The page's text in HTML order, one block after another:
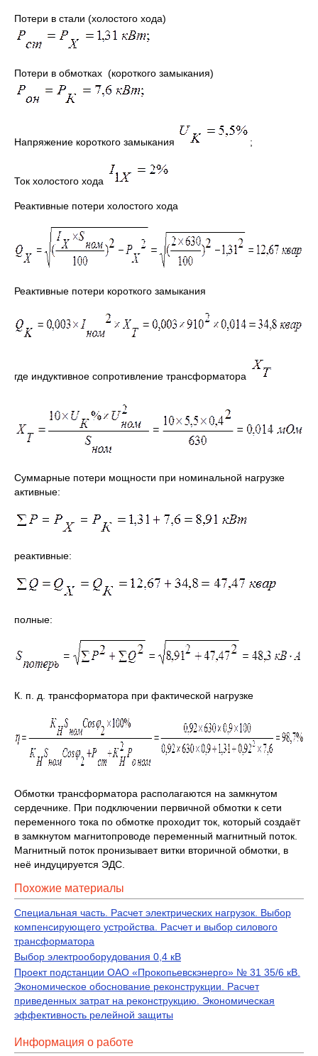
Потери в стали (холостого хода)
Потери в обмотках (короткого замыкания)
Напряжение короткого замыкания ;
Ток холостого хода
Реактивные потери холостого хода
Реактивные потери короткого замыкания
где индуктивное сопротивление трансформатора
Суммарные потери мощности при номинальной нагрузке
активные:
реактивные:
полные:
К. п. д. трансформатора при фактической нагрузке
Обмотки трансформатора располагаются на замкнутом
сердечнике. При подключении первичной обмотки к сети
переменного тока по обмотке проходит ток, который создаёт
в замкнутом магнитопроводе переменный магнитный поток.
Магнитный поток пронизывает витки вторичной обмотки, в
неё индуцируется ЭДС.
Похожие материалы
Специальная часть. Расчет электрических нагрузок. Выбор
компенсирующего устройства. Расчет и выбор силового
трансформатора
Выбор электрооборудования 0,4 кВ
Проект подстанции ОАО «Прокопьевскэнерго» № 31 35/6 кВ.
Экономическое обоснование реконструкции. Расчет
приведенных затрат на реконструкцию. Экономическая
эффективность релейной защиты
Информация о работе